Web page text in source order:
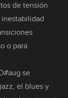
de tensión
o para
se
el blues y